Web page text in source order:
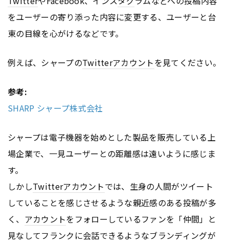
をユーザーの寄り添った内容に変更する、ユーザーと台
東の目線を心がけるなどです。
例えば、シャープのTwitterアカウントを見てください。
参考:
SHARP シャープ株式会社
シャープは電子機器を始めとした製品を販売している上
場企業で、一見ユーザーとの距離感は遠いように感じま
す。
しかしTwitterアカウントでは、生身の人間がツイート
していることを感じさせるような親近感のある投稿が多
く、 アカウントをフォローしているファンを「仲間」と
見なしてフランクに会話できるようなブランディングが